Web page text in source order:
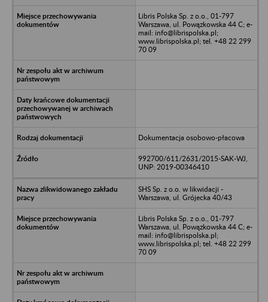
Libris Polska Sp. z o.o., 01-797
Warszawa, ul. Powązkowska 44 C; e-
mail: info@librispolska.pl;
www.librispolska.pl; tel. +48 22 299
70 09
Dokumentacja osobowo-płacowa
992700/611/2631/2015-SAK-WJ,
UNP: 2019-00346410
SHS Sp. z o.o. w likwidacji -
Warszawa, ul. Grójecka 40/43
Libris Polska Sp. z o.o., 01-797
Warszawa, ul. Powązkowska 44 C; e-
mail: info@librispolska.pl;
www.librispolska.pl; tel. +48 22 299
70 09